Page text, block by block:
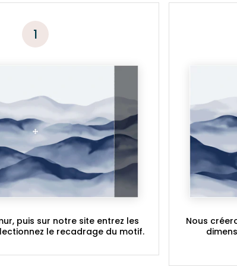
1
puis sur notre site entrez les
le recadrage du motif.
Nous